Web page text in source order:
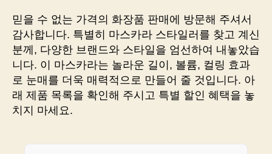
타
일
러
로
눈
빛
극
믿을 수 없는 가격의 화장품 판매에 방문해 주셔서
감사합니다. 특별히 마스카라 스타일러를 찾고 계신
분께, 다양한 브랜드와 스타일을 엄선하여 내놓았습
니다. 이 마스카라는 놀라운 길이, 볼륨, 컬링 효과
로 눈매를 더욱 매력적으로 만들어 줄 것입니다. 아
래 제품 목록을 확인해 주시고 특별 할인 혜택을 놓
치지 마세요.